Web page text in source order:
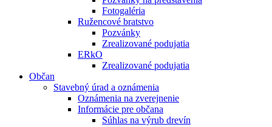
Fotogaléria
Ružencové bratstvo
Pozvánky
Zrealizované podujatia
ERkO
Zrealizované podujatia
Občan
Stavebný úrad a oznámenia
Oznámenia na zverejnenie
Informácie pre občana
Súhlas na výrub drevín